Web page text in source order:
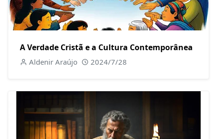
A Verdade Cristã e a Cultura Contemporânea
Aldenir Araújo 2024/7/28